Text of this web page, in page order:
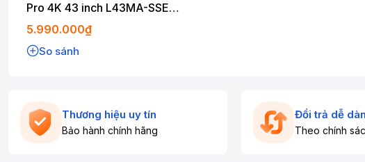
Pro 4K 43 inch L43MA-SSEA
2025
5.990.000₫
So sánh
Thương hiệu uy tín
Bảo hành chính hãng
Đổi trả dễ
Theo chính